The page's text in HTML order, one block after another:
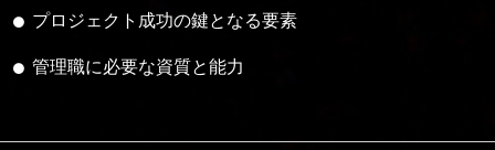
プロジェクト成功の鍵となる要素
管理職に必要な資質と能力